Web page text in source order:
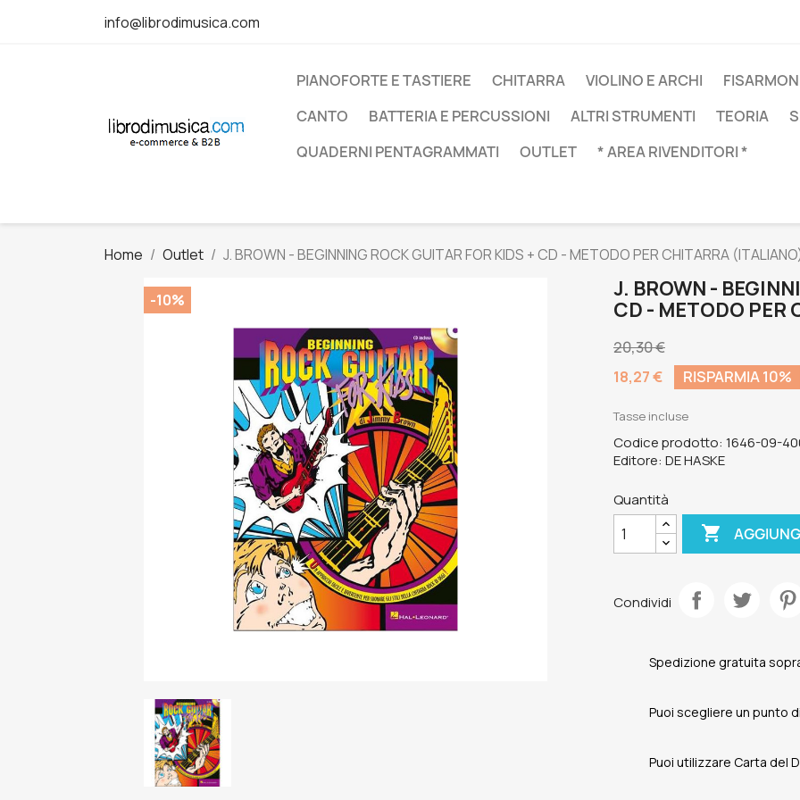
info@librodimusica.com
PIANOFORTE E TASTIERE CHITARRA VIOLINO E ARCHI
CANTO
BATTERIA E PERCUSSIONI ALTRI STRUMENTI TEORIA
QUADERNI PENTAGRAMMATI
OUTLET * AREA RIVENDITORI *
Home Outlet J. BROWN - BEGINNING ROCK GUITAR FOR KIDS + CD - METODO PER CHITARRA
-10%
J. BROWN -
CD - METODO PER
20,30 €
18,27 €
RISPARMIA 10%
Tasse incluse
Codice prodotto: 1646-09-
Editore: DE HASKE
Quantità

Condividi
Spedizione gratuita
Puoi scegliere un punto
Puoi utilizzare Carta del